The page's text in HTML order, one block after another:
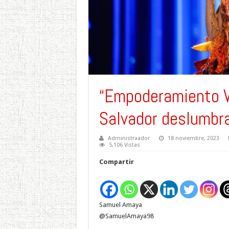
“Empoderamiento
Salvador
Administraador 18 noviembre, 2023
5,106 Vistas
Compartir
Samuel Amaya
@SamuelAmaya98